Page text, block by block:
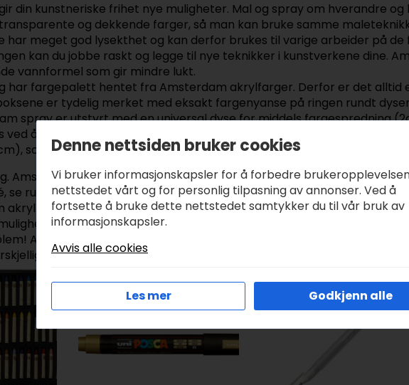
din kunstneriske frihet nye muligheter. Mal og spray om hverandre
og dekkende farger, så man kan bruke samme
har meget god lysekthet og kan derfor brukes til varige arbeider på de
kan du jobbe raskt og legge til nye teknikker i kunstverkene dine.
vannformel som gir mindre lukt.
har fargepalett hentet fra Amsterdam akrylfarger. Derfor er det alltid
er tydelig merket med eksakt fargenyanse på ringen rundt
spray er utstyrt med en universal dyse for middels fargespredning
ved å ha ulik avstand til underlaget. For spesialeffekter (ekstra tynn
soft (3,5cm) og tykk (6cm).
Amsterdam tror på kunstneren som åpner opp øynene og har mot
se rundt deg. Overrask deg selv. Våg å drømme i farger. Amsterdam
akryl farger, markere og spraymaling kan brukes på de fleste
til å utvide dine kreative ferdigheter. Ønsker du å bruke
Alle disse finnes i samme fargenummer og fargenyanse. Derfor er
uttrykksform.
Denne nettsiden bruker cookies
Vi bruker informasjonskapsler for å forbedre
nettstedet vårt og for personlig tilpasning av annonser. Ved å
fortsette å bruke dette nettstedet samtykker du til vår bruk av
informasjonskapsler.
Avvis alle cookies
Les mer Godkjenn alle